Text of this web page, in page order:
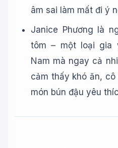
âm sai làm mất đi ý
Janice Phương là
tôm – một loại gia
Nam mà ngay cả
cảm thấy khó ăn,
món bún đậu yêu